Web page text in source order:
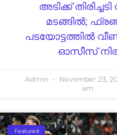
അടിക്ക്
മടങ്ങിൽ;
പടയോട്ടത്തിൽ
ഓസീസ്
Admin November 23,
am
Featured